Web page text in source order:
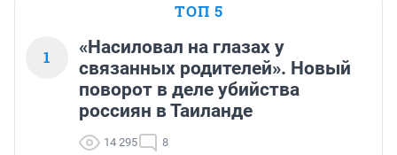
ТОП 5
1
«Насиловал на глазах у
связанных родителей». Новый
поворот в деле убийства
россиян в Таиланде
14 295 8